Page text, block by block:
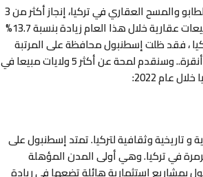
وفقاً لبيانات احصائيات مبيعات العقار في تركيا الصادرة عن مديرية الطابو والمسح العقاري في تركيا، إنجاز أكثر من 3
ملايين و434 ألف معاملة بيع عقارية خلال سنة 2022، كما حققت مبيعات عقارية خلال هذا العام زيادة بنسبة 13.7%
، فقد ظلت إسطنبول محافظة على المرتبة
وسنقدم لمحة عن أكثر 5 ولايات مبيعا في
عام 2022:
تاريخية وثقافية لتركيا.تمتد إسطنبول على
في تركيا. وهي أولى المدن المؤهلة
بمشاريع استثمارية هائلة تضعها في ريادة